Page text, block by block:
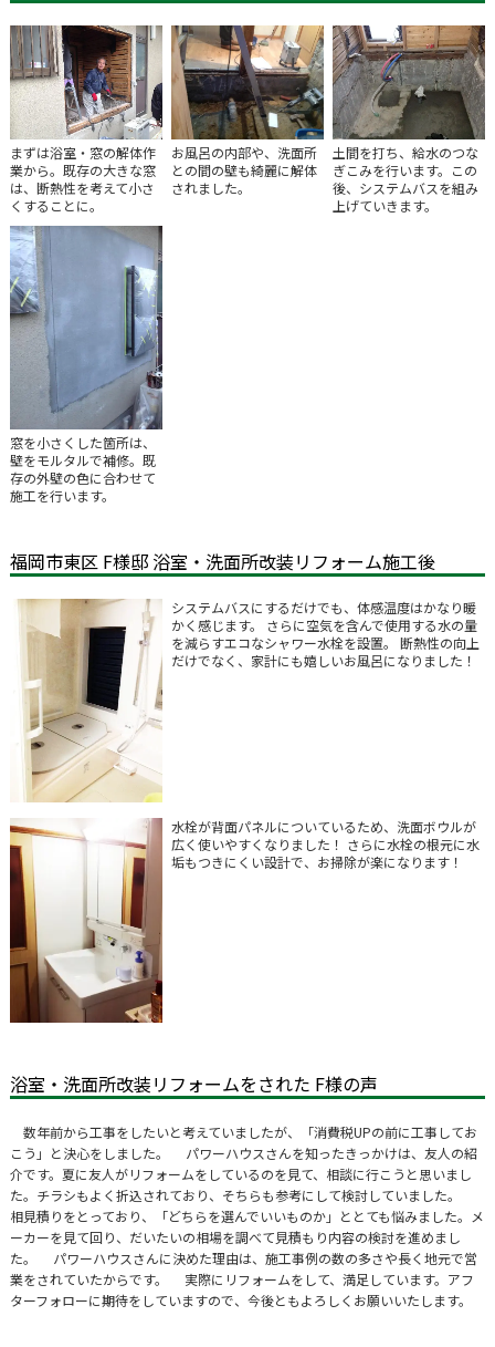
まずは浴室・窓の解体作
業から。既存の大きな窓
は、断熱性を考えて小さ
くすることに。
お風呂の内部や、洗面所
との間の壁も綺麗に解体
されました。
土間を打ち、給水のつな
ぎこみを行います。この
後、システムバスを組み
上げていきます。
窓を小さくした箇所は、
壁をモルタルで補修。既
存の外壁の色に合わせて
施工を行います。
福岡市東区 F様邸 浴室・洗面所改装リフォーム施工後
システムバスにするだけでも、体感温度はかなり暖
かく感じます。 さらに空気を含んで使用する水の量
を減らすエコなシャワー水栓を設置。 断熱性の向上
だけでなく、家計にも嬉しいお風呂になりました！
水栓が背面パネルについているため、洗面ボウルが
広く使いやすくなりました！ さらに水栓の根元に水
垢もつきにくい設計で、お掃除が楽になります！
浴室・洗面所改装リフォームをされた F様の声
数年前から工事をしたいと考えていましたが、「消費税UPの前に工事してお
こう」と決心をしました。 パワーハウスさんを知ったきっかけは、友人の紹
介です。夏に友人がリフォームをしているのを見て、相談に行こうと思いまし
た。チラシもよく折込されており、そちらも参考にして検討していました。
相見積りをとっており、「どちらを選んでいいものか」ととても悩みました。メ
ーカーを見て回り、だいたいの相場を調べて見積もり内容の検討を進めまし
た。 パワーハウスさんに決めた理由は、施工事例の数の多さや長く地元で営
業をされていたからです。 実際にリフォームをして、満足しています。アフ
ターフォローに期待をしていますので、今後ともよろしくお願いいたします。